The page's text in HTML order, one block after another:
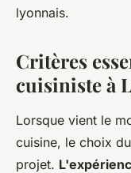
lyonnais.
Critères
cuisiniste à
Lorsque vient le
cuisine, le choix
projet.